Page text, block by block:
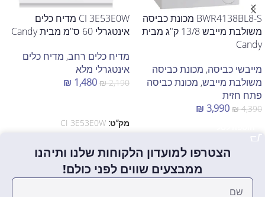
BWR4138BL8-S מכונת כביסה
משולבת מייבש 13/8 ק"ג מבית
Candy
מייבשי כביסה, מכונת כביסה
משולבת מייבש, מכונת כביסה
פתח חזית
₪4,390
₪ 3,990
CI 3E53E0W מדיח כלים
אינטגרלי 60 ס"מ מבית Candy
מדיח כלים רחב, מדיח כלים
אינטגרלי מלא
₪2,190
₪ 1,480
מק”ט: CI 3E53E0W
הצטרפו למועדון הלקוחות שלנו ותיהנו
ממבצעים שווים לפני כולם!